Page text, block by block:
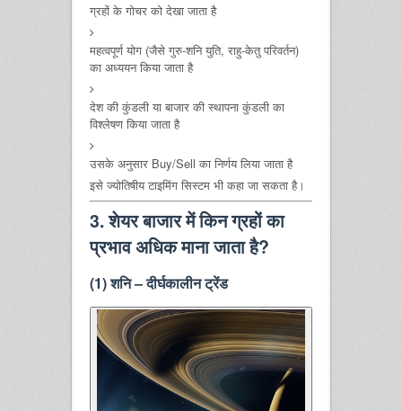
ग्रहों के गोचर को देखा जाता है
महत्वपूर्ण योग (जैसे गुरु-शनि युति, राहु-केतु परिवर्तन)
का अध्ययन किया जाता है
देश की कुंडली या बाजार की स्थापना कुंडली का
विश्लेषण किया जाता है
उसके अनुसार Buy/Sell का निर्णय लिया जाता है
इसे ज्योतिषीय टाइमिंग सिस्टम भी कहा जा सकता है।
3. शेयर बाजार में किन ग्रहों का
प्रभाव अधिक माना जाता है?
(1) शनि – दीर्घकालीन ट्रेंड